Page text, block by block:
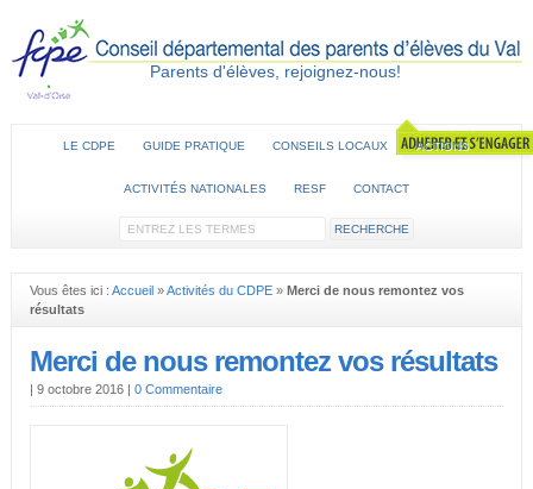
Parents d'élèves, rejoignez-nous!
LE CDPE GUIDE PRATIQUE CONSEILS LOCAUX ACTIONS
ACTIVITÉS NATIONALES RESF CONTACT
Vous êtes ici : Accueil»Activités du CDPE» Merci de nous remontez vos
résultats
Merci de nous remontez vos résultats
| 9 octobre 2016 | 0 Commentaire